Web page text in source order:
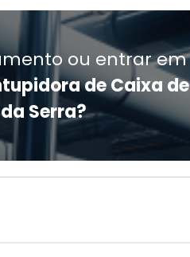
ou entrar em
de Caixa de
Serra?